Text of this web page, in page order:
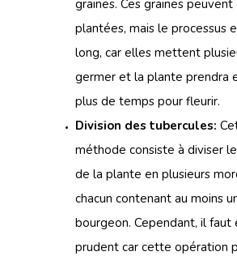
graines. Ces graines
plantées, mais le processus
long, car elles mettent
germer et la plante prendra
plus de temps pour fleurir.
Division des tubercules:
méthode consiste à diviser
de la plante en plusieurs
chacun contenant au moins
bourgeon. Cependant, il faut
prudent car cette opération